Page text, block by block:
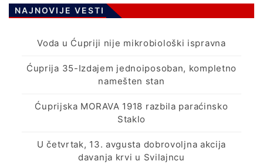
NAJNOVIJE VESTI
Voda u Ćupriji nije mikrobiološki ispravna
Ćuprija 35-Izdajem jednoiposoban, kompletno
namešten stan
Ćuprijska MORAVA 1918 razbila paraćinsko
Staklo
U četvrtak, 13. avgusta dobrovoljna akcija
davanja krvi u Svilajncu